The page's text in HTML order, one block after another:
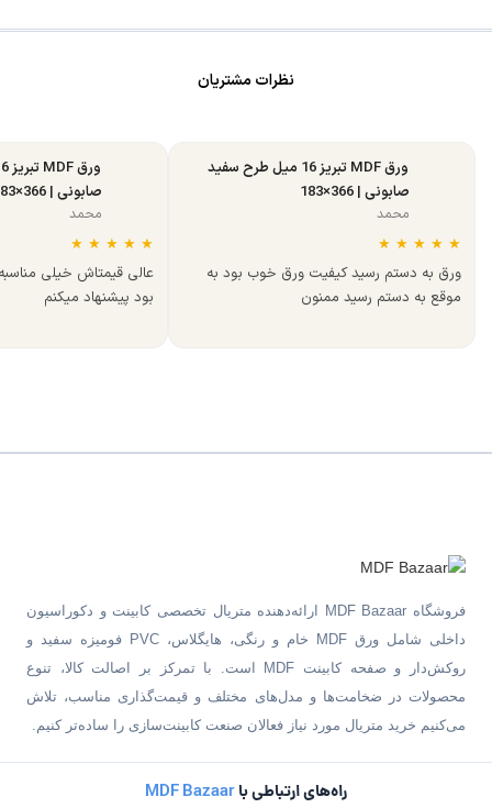
نظرات مشتریان
ورق MDF تبریز 16 میل طرح سفید
صابونی | 366×183
محمد
★
★
★
★
★
ورق به دستم رسید کیفیت ورق خوب بود به
موقع به دستم رسید ممنون
صابونی | 366×183
محمد
★
★
★
★
★
عالی قیمتاش خیلی
بود پیشنهاد میکنم
فروشگاه MDF Bazaar ارائه‌دهنده متریال تخصصی کابینت و دکوراسیون
داخلی شامل ورق MDF خام و رنگی، هایگلاس، PVC فومیزه سفید و
روکش‌دار و صفحه کابینت MDF است. با تمرکز بر اصالت کالا، تنوع
محصولات در ضخامت‌ها و مدل‌های مختلف و قیمت‌گذاری مناسب، تلاش
می‌کنیم خرید متریال مورد نیاز فعالان صنعت کابینت‌سازی را ساده‌تر کنیم.
راه‌های ارتباطی باMDF Bazaar